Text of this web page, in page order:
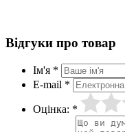
Відгуки про товар
Ім'я *
E-mail *
Оцінка: *